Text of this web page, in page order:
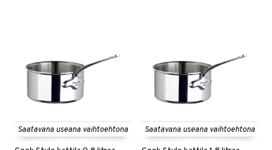
Saatavana useana vaihtoehtona Saatavana useana vaihtoehtona
Leivontavuoat